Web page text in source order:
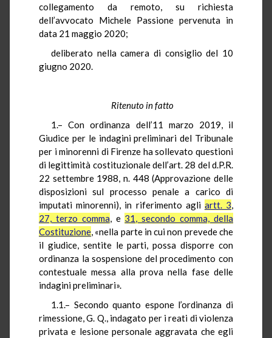
collegamento da remoto, su richiesta
dell’avvocato Michele Passione pervenuta in
data 21 maggio 2020;
deliberato nella camera di consiglio del 10
giugno 2020.
Ritenuto in fatto
1.– Con ordinanza dell’11 marzo 2019, il
Giudice per le indagini preliminari del Tribunale
per i minorenni di Firenze ha sollevato questioni
di legittimità costituzionale dell’art. 28 del d.P.R.
22 settembre 1988, n. 448 (Approvazione delle
disposizioni sul processo penale a carico di
imputati minorenni), in riferimento agli artt. 3,
27, terzo comma, e 31, secondo comma, della
Costituzione, «nella parte in cui non prevede che
il giudice, sentite le parti, possa disporre con
ordinanza la sospensione del procedimento con
contestuale messa alla prova nella fase delle
indagini preliminari».
1.1.– Secondo quanto espone l’ordinanza di
rimessione, G. Q., indagato per i reati di violenza
privata e lesione personale aggravata che egli